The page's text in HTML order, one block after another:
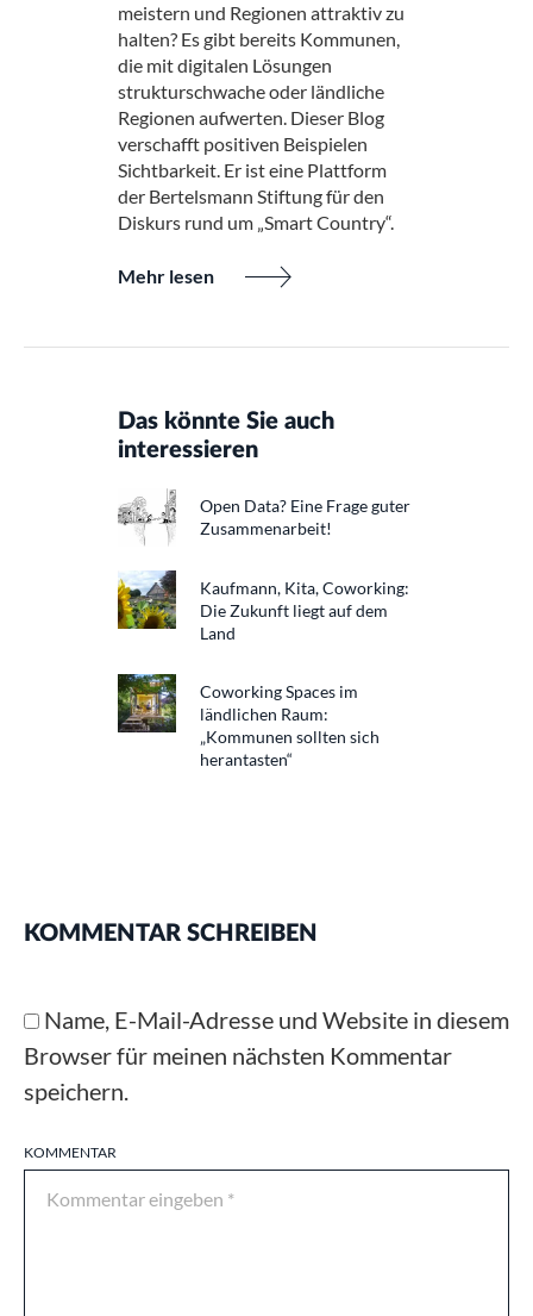
meistern und Regionen attraktiv zu
halten? Es gibt bereits Kommunen,
die mit digitalen Lösungen
strukturschwache oder ländliche
Regionen aufwerten. Dieser Blog
verschafft positiven Beispielen
Sichtbarkeit. Er ist eine Plattform
der Bertelsmann Stiftung für den
Diskurs rund um „Smart Country“.
Mehr lesen
Das könnte Sie auch
interessieren
Open Data? Eine Frage guter
Zusammenarbeit!
Kaufmann, Kita, Coworking:
Die Zukunft liegt auf dem
Land
Coworking Spaces im
ländlichen Raum:
„Kommunen sollten sich
herantasten“
KOMMENTAR SCHREIBEN
KOMMENTAR
Name, E-Mail-Adresse und Website in diesem
Browser für meinen nächsten Kommentar
speichern.